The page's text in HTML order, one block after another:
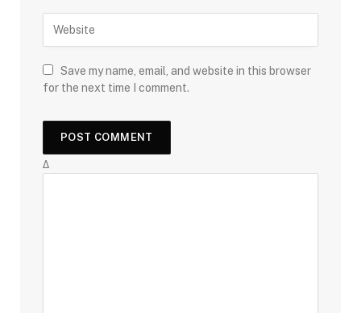
Save my name, email, and website in this browser
for the next time I comment.
Δ